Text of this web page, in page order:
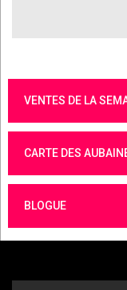
VENTES DE LA
CARTE DES
BLOGUE